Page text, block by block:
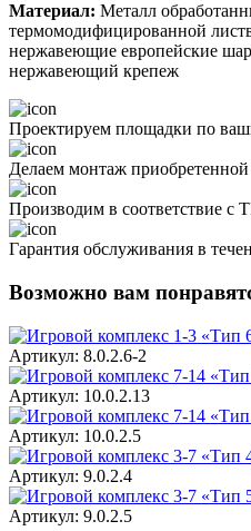
Материал: Металл
термомодифицированной
нержавеющие европейские
нержавеющий крепеж
Проектируем площадки по
Делаем монтаж
Производим в соответствие
Гарантия обслуживания в
Возможно вам
Артикул: 8.0.2.6-2
Артикул: 10.0.2.13
Артикул: 10.0.2.5
Артикул: 9.0.2.4
Артикул: 9.0.2.5